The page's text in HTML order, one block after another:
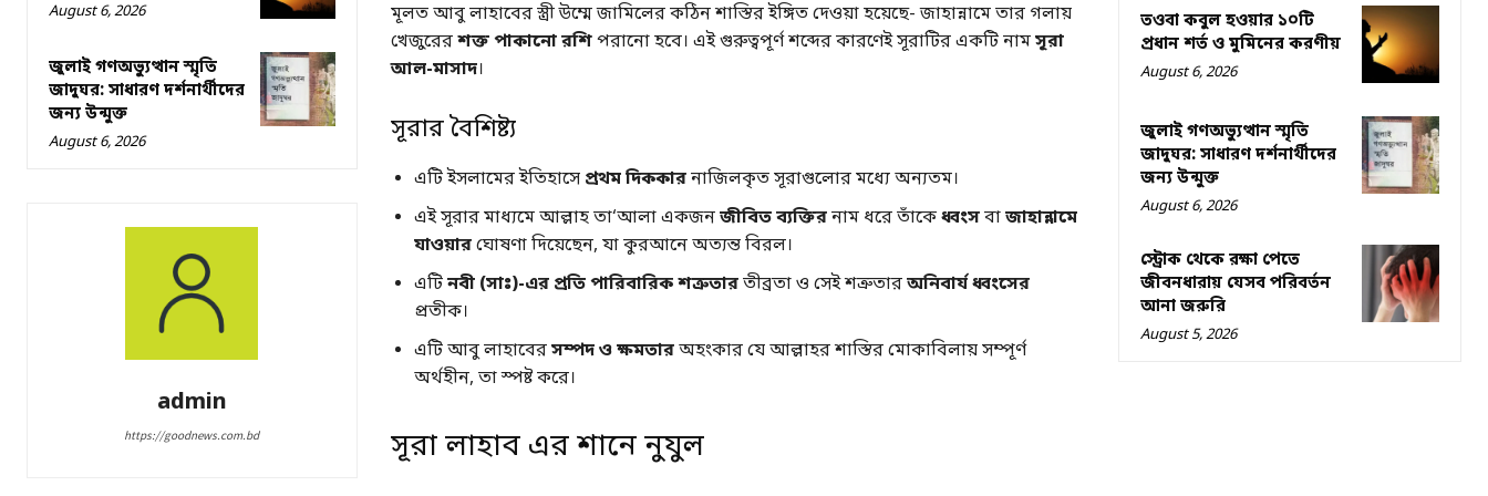
August 6, 2026
জুলাই গণঅভ্যুত্থান স্মৃতি
জাদুঘর: সাধারণ দর্শনার্থীদের
জন্য উন্মুক্ত
August 6, 2026
admin
https://goodnews.com.bd
মূলত আবু লাহাবের স্ত্রী উম্মে জামিলের কঠিন শাস্তির ইঙ্গিত দেওয়া হয়েছে- জাহান্নামে তার গলায়
খেজুরেরশক্ত পাকানো রশিপরানো হবে। এই গুরুত্বপূর্ণ শব্দের কারণেই সূরাটির একটি নামসূরা
আল-মাসাদ।
সূরার বৈশিষ্ট্য
এটি ইসলামের ইতিহাসে প্রথম দিককারনাজিলকৃত সূরাগুলোর মধ্যে অন্যতম।
এই সূরার মাধ্যমে আল্লাহ তা‘আলা একজনজীবিত ব্যক্তিরনাম ধরে তাঁকেধ্বংসবাজাহান্নামে
যাওয়ারঘোষণা দিয়েছেন, যা কুরআনে অত্যন্ত বিরল।
এটিনবী (সাঃ)-এর প্রতি পারিবারিক শত্রুতারতীব্রতা ও সেই শত্রুতারঅনিবার্য ধ্বংসের
প্রতীক।
এটি আবু লাহাবেরসম্পদ ও ক্ষমতারঅহংকার যে আল্লাহর শাস্তির মোকাবিলায় সম্পূর্ণ
অর্থহীন, তা স্পষ্ট করে।
সূরা লাহাব এর শানে নুযুল
তওবা কবুল হওয়ার ১০টি
প্রধান শর্ত ও মুমিনের করণীয়
August 6, 2026
জুলাই গণঅভ্যুত্থান স্মৃতি
জাদুঘর: সাধারণ দর্শনার্থীদের
জন্য উন্মুক্ত
August 6, 2026
স্ট্রোক থেকে রক্ষা পেতে
জীবনধারায় যেসব পরিবর্তন
আনা জরুরি
August 5, 2026